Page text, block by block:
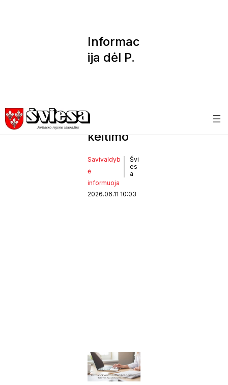
Informac
ija dėl P.
mo
keitimo
Savivaldyb
ė
informuoja
Švi
es
a
2026.06.11 10:03